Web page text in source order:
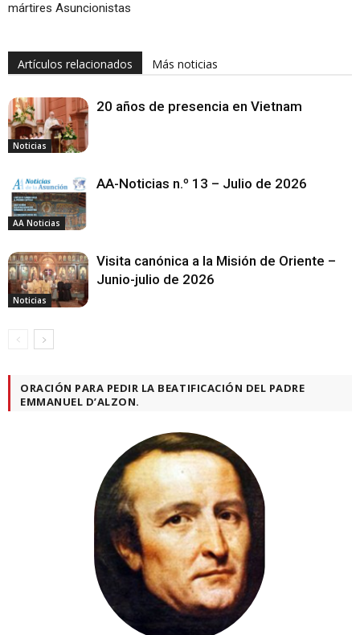
mártires Asuncionistas
Artículos relacionados Más noticias
Noticias
20 años de presencia en Vietnam
AA Noticias
AA-Noticias n.º 13 – Julio de 2026
Noticias
Visita canónica a la Misión de Oriente –
Junio-julio de 2026
ORACIÓN PARA PEDIR LA BEATIFICACIÓN DEL PADRE
EMMANUEL D’ALZON.